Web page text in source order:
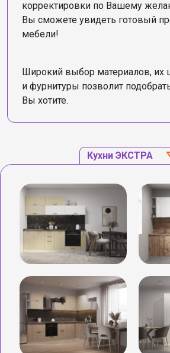
корректировки по Вашему
Вы сможете увидеть готовый
мебели!
Широкий выбор материалов, их
и фурнитуры позволит
Вы хотите.
Кухни ЭКСТРА